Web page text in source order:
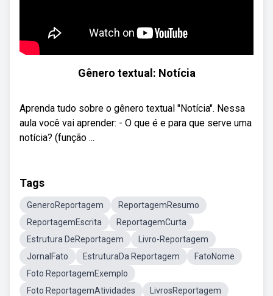
Gênero textual: Notícia
Aprenda tudo sobre o gênero textual "Notícia". Nessa
aula você vai aprender: - O que é e para que serve uma
notícia? (função ...
Tags
GeneroReportagem
ReportagemResumo
ReportagemEscrita
ReportagemCurta
Estrutura DeReportagem
Livro-Reportagem
JornalFato
EstruturaDa Reportagem
FatoNome
Foto ReportagemExemplo
Foto ReportagemAtividades
LivrosReportagem